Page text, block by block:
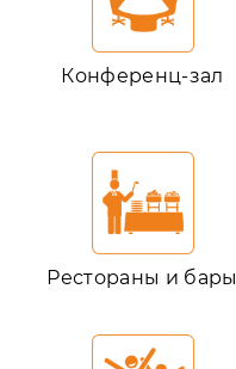
Конференц-зал
Рестораны и бары